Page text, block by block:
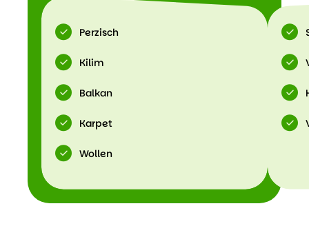
Perzisch
Kilim
Balkan
Karpet
Wollen